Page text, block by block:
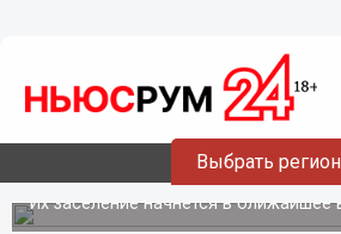
Выбрать регион
01.07.202016:36
Два дома в ЖК «Новинки
сдали в эксплуатацию
Их заселение начнется в ближайшее